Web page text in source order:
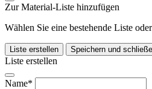
Zur Material-Liste hinzufügen
Wählen Sie eine bestehende Liste
Liste erstellen Speichern und
Liste erstellen
Name*